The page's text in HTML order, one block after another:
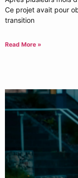
Ce projet avait pour
transition
Read More »